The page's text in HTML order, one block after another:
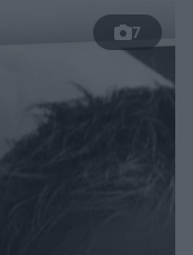
7